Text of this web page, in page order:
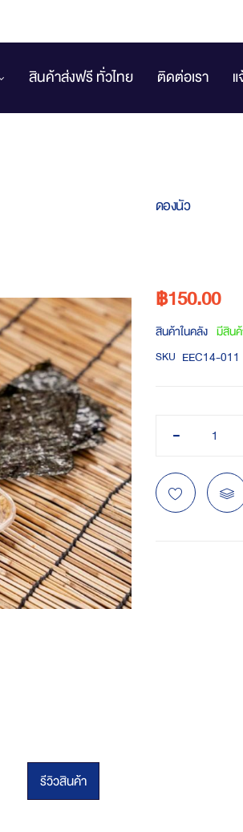
สินค้าส่งฟรี ทั่วไทย ติดต่อเรา
ดองนัว
฿150.00
สินค้าในคลัง มีสิน
SKU EEC14-011
รีวิวสินค้า